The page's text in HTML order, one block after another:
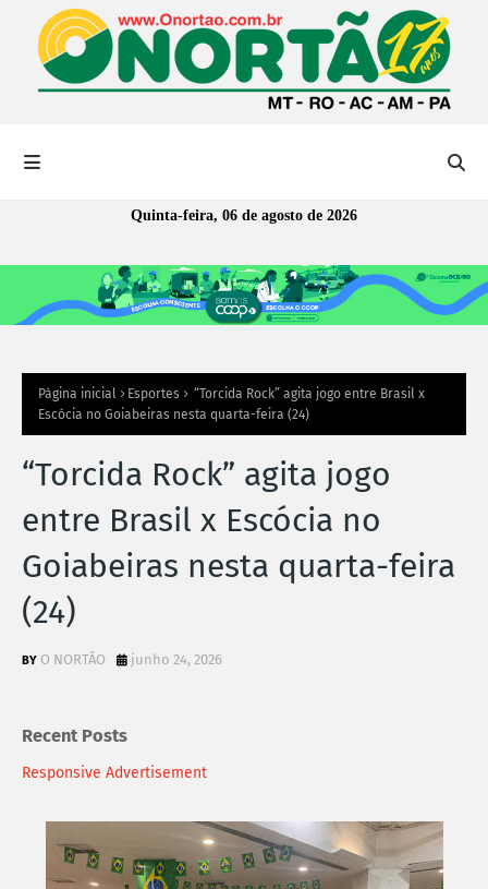
Quinta-feira, 06 de agosto de 2026
Página inicial Esportes
“Torcida Rock” agita jogo entre Brasil x
Escócia no Goiabeiras nesta quarta-feira (24)
“Torcida Rock” agita jogo
entre Brasil x Escócia no
Goiabeiras nesta quarta-feira
(24)
O NORTÃO junho 24, 2026
Recent Posts
Responsive Advertisement